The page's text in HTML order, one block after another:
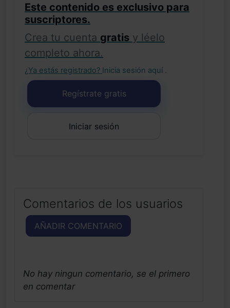
Este contenido es exclusivo para
suscriptores.
Crea tu cuenta gratis y léelo
completo ahora.
¿Ya estás registrado? Inicia sesión aquí .
Regístrate gratis
Iniciar sesión
Comentarios de los usuarios
AÑADIR COMENTARIO
No hay ningun comentario, se el primero
en comentar